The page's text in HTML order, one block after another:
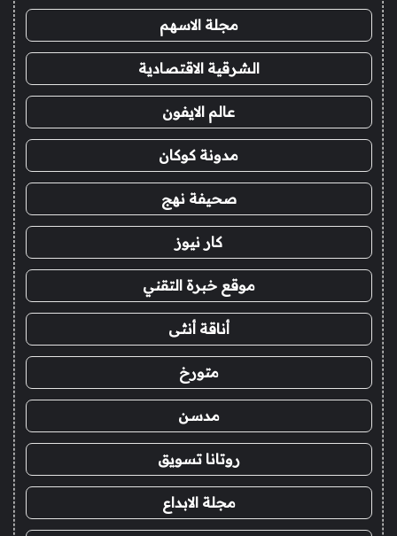
مجلة الاسهم
الشرقية الاقتصادية
عالم الايفون
مدونة كوكان
صحيفة نهج
كار نيوز
موقع خبرة التقني
أناقة أنثى
متورخ
مدسن
روتانا تسويق
مجلة الابداع